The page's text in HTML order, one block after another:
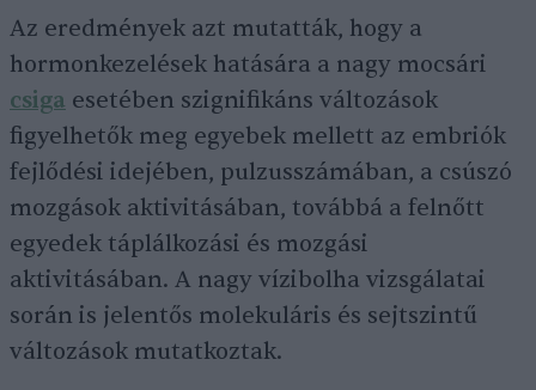
Az eredmények azt mutatták, hogy a
hormonkezelések hatására a nagy mocsári
csiga esetében szignifikáns változások
figyelhetők meg egyebek mellett az embriók
fejlődési idejében, pulzusszámában, a csúszó
mozgások aktivitásában, továbbá a felnőtt
egyedek táplálkozási és mozgási
aktivitásában. A nagy vízibolha vizsgálatai
során is jelentős molekuláris és sejtszintű
változások mutatkoztak.